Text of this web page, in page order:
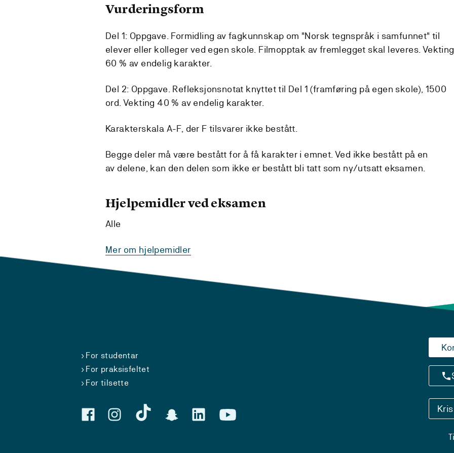
Vurderingsform
Del 1: Oppgave. Formidling av fagkunnskap om "Norsk tegnspråk i samfunnet" til
elever eller kolleger ved egen skole. Filmopptak av fremlegget skal leveres. Vekting
60 % av endelig karakter.
Del 2: Oppgave. Refleksjonsnotat knyttet til Del 1 (framføring på egen skole), 1500
ord. Vekting 40 % av endelig karakter.
Karakterskala A-F, der F tilsvarer ikke bestått.
Begge deler må være bestått for å få karakter i emnet. Ved ikke bestått på en
av delene, kan den delen som ikke er bestått bli tatt som ny/utsatt eksamen.
Hjelpemidler ved eksamen
Alle
Mer om hjelpemidler
For studentar
For praksisfeltet
For tilsette